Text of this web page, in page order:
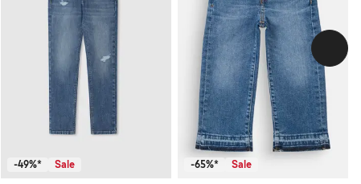
-49%* Sale -65%* Sale